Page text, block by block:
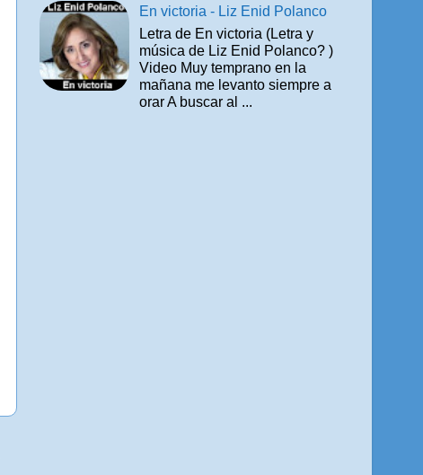
En victoria - Liz Enid Polanco
Letra de En victoria (Letra y
música de Liz Enid Polanco? )
Video Muy temprano en la
mañana me levanto siempre a
orar A buscar al ...